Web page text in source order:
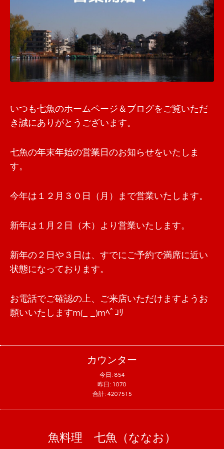
いつも七魚のホームページ＆ブログをご覧いただ
き誠にありがとうございます。
七魚の年末年始の営業日のお知らせをいたしま
す。
今年は１２月３０日（月）まで営業いたします。
新年は１月２日（木）より営業いたします。
新年の２日や３日は、すでにご予約で満席に近い
状態になっております。
お電話でご確認の上、ご来店いただけますようお
願いいたしますm(_ _)mﾍﾟｺﾘ
カウンター
今日: 854
昨日: 1070
合計: 4207515
魚料理 七魚（ななお）